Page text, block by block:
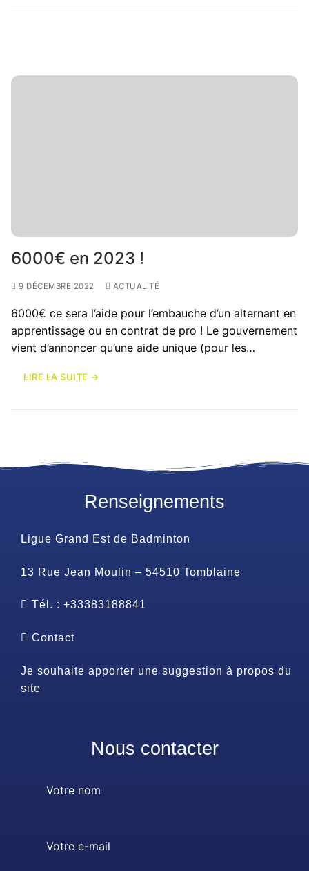
6000€ en 2023 !
9 DÉCEMBRE 2022 ACTUALITÉ
6000€ ce sera l’aide pour l’embauche d’un alternant en
apprentissage ou en contrat de pro ! Le gouvernement
vient d’annoncer qu’une aide unique (pour les…
LIRE LA SUITE →
Renseignements
Ligue Grand Est de Badminton
13 Rue Jean Moulin – 54510 Tomblaine
Tél. : +33383188841
Contact
Je souhaite apporter une suggestion à propos du
site
Nous contacter
Votre nom
Votre e-mail